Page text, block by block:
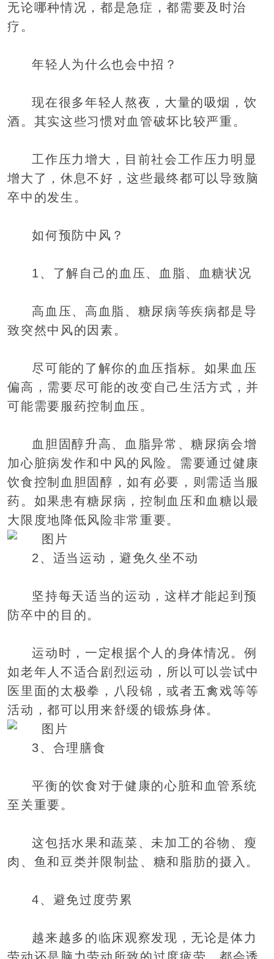
无论哪种情况，都是急症，都需要及时治
疗。
年轻人为什么也会中招？
现在很多年轻人熬夜，大量的吸烟，饮
酒。其实这些习惯对血管破坏比较严重。
工作压力增大，目前社会工作压力明显
增大了，休息不好，这些最终都可以导致脑
卒中的发生。
如何预防中风？
1、了解自己的血压、血脂、血糖状况
高血压、高血脂、糖尿病等疾病都是导
致突然中风的因素。
尽可能的了解你的血压指标。如果血压
偏高，需要尽可能的改变自己生活方式，并
可能需要服药控制血压。
血胆固醇升高、血脂异常、糖尿病会增
加心脏病发作和中风的风险。需要通过健康
饮食控制血胆固醇，如有必要，则需适当服
药。如果患有糖尿病，控制血压和血糖以最
大限度地降低风险非常重要。
2、适当运动，避免久坐不动
坚持每天适当的运动，这样才能起到预
防卒中的目的。
运动时，一定根据个人的身体情况。例
如老年人不适合剧烈运动，所以可以尝试中
医里面的太极拳，八段锦，或者五禽戏等等
活动，都可以用来舒缓的锻炼身体。
3、合理膳食
平衡的饮食对于健康的心脏和血管系统
至关重要。
这包括水果和蔬菜、未加工的谷物、瘦
肉、鱼和豆类并限制盐、糖和脂肪的摄入。
4、避免过度劳累
越来越多的临床观察发现，无论是体力